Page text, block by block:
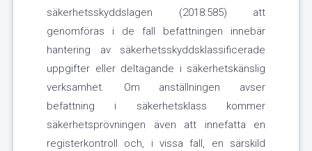
säkerhetsskyddslagen (2018:585) att
genomföras i de fall befattningen innebär
hantering av säkerhetsskyddsklassificerade
uppgifter eller deltagande i säkerhetskänslig
verksamhet. Om anställningen avser
befattning i säkerhetsklass kommer
säkerhetsprövningen även att innefatta en
registerkontroll och, i vissa fall, en särskild